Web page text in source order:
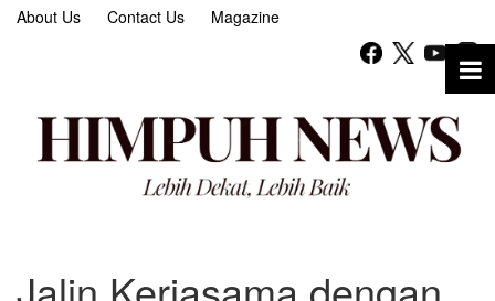
About Us Contact Us Magazine